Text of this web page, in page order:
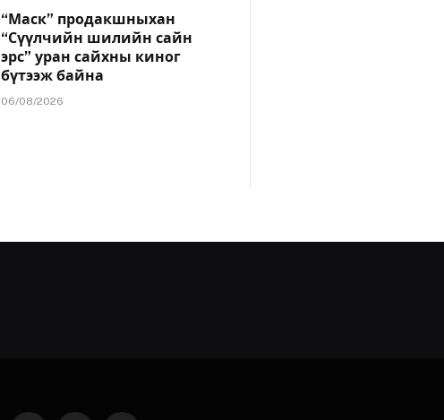
“Маск” продакшныхан
“Сүүлчийн шилийн сайн
эрс” уран сайхны киног
бүтээж байна
06/08/2026